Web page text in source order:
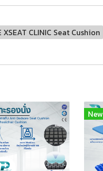
CLINIC Seat Cushion
New